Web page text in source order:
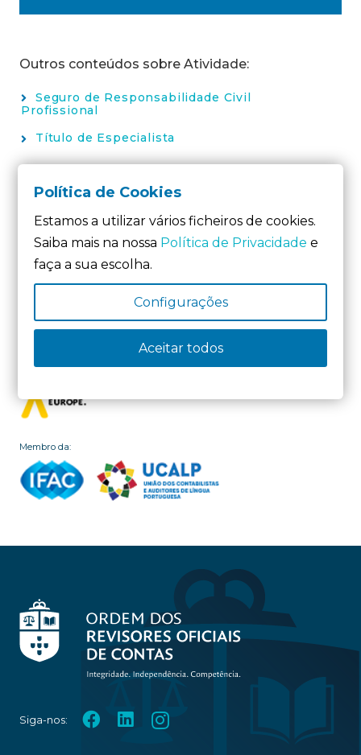
Outros conteúdos sobre Atividade:
Seguro de Responsabilidade Civil
Profissional
Título de Especialista
Membro Fundador da:
Membro da:
Siga-nos:
Política de Cookies
Estamos a utilizar vários ficheiros de cookies.
Saiba mais na nossa Política de Privacidade e
faça a sua escolha.
Configurações
Aceitar todos